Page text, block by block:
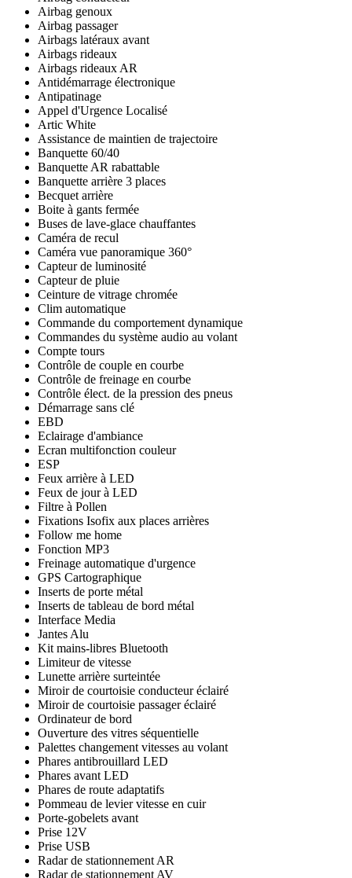
Airbag genoux
Airbag passager
Airbags latéraux avant
Airbags rideaux
Airbags rideaux AR
Antidémarrage électronique
Antipatinage
Appel d'Urgence Localisé
Artic White
Assistance de maintien de trajectoire
Banquette 60/40
Banquette AR rabattable
Banquette arrière 3 places
Becquet arrière
Boite à gants fermée
Buses de lave-glace chauffantes
Caméra de recul
Caméra vue panoramique 360°
Capteur de luminosité
Capteur de pluie
Ceinture de vitrage chromée
Clim automatique
Commande du comportement dynamique
Commandes du système audio au volant
Compte tours
Contrôle de couple en courbe
Contrôle de freinage en courbe
Contrôle élect. de la pression des pneus
Démarrage sans clé
EBD
Eclairage d'ambiance
Ecran multifonction couleur
ESP
Feux arrière à LED
Feux de jour à LED
Filtre à Pollen
Fixations Isofix aux places arrières
Follow me home
Fonction MP3
Freinage automatique d'urgence
GPS Cartographique
Inserts de porte métal
Inserts de tableau de bord métal
Interface Media
Jantes Alu
Kit mains-libres Bluetooth
Limiteur de vitesse
Lunette arrière surteintée
Miroir de courtoisie conducteur éclairé
Miroir de courtoisie passager éclairé
Ordinateur de bord
Ouverture des vitres séquentielle
Palettes changement vitesses au volant
Phares antibrouillard LED
Phares avant LED
Phares de route adaptatifs
Pommeau de levier vitesse en cuir
Porte-gobelets avant
Prise 12V
Prise USB
Radar de stationnement AR
Radar de stationnement AV